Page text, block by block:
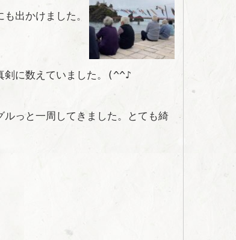
出かけました。
剣に数えていました。(^^♪
っと一周してきました。とても綺